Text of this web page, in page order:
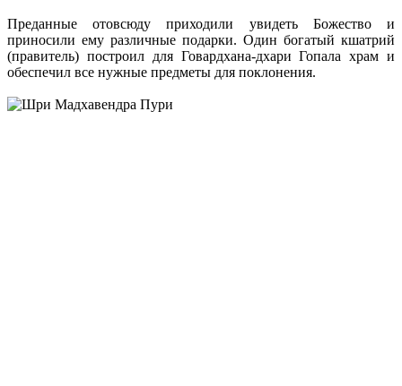
Преданные отовсюду приходили увидеть Божество и
приносили ему различные подарки. Один богатый кшатрий
(правитель) построил для Говардхана-дхари Гопала храм и
обеспечил все нужные предметы для поклонения.